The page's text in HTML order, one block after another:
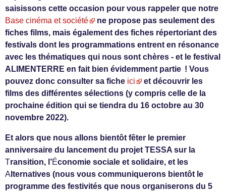
saisissons cette occasion pour vous rappeler que notre
Base cinéma et société
ne propose pas seulement des
fiches films, mais également des fiches répertoriant des
festivals dont les programmations entrent en résonance
avec les thématiques qui nous sont chères - et le festival
ALIMENTERRE en fait bien évidemment partie ! Vous
pouvez donc consulter sa fiche ici
et découvrir les
films des différentes sélections (y compris celle de la
prochaine édition qui se tiendra du 16 octobre au 30
novembre 2022).
Et alors que nous allons bientôt fêter le premier
anniversaire du lancement du projet TESSA sur la
Transition, l’Économie sociale et solidaire, et les
A lternatives (nous vous communiquerons bientôt le
programme des festivités que nous organiserons du 5